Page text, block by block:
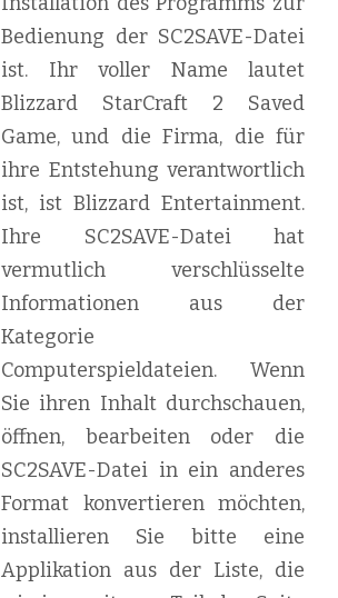
Bedienung der SC2SAVE-Datei
ist. Ihr voller Name lautet
Blizzard StarCraft 2 Saved
Game, und die Firma, die für
ihre Entstehung verantwortlich
ist, ist Blizzard Entertainment.
Ihre SC2SAVE-Datei hat
vermutlich verschlüsselte
Informationen aus der
Kategorie
Computerspieldateien. Wenn
Sie ihren Inhalt durchschauen,
öffnen, bearbeiten oder die
SC2SAVE-Datei in ein anderes
Format konvertieren möchten,
installieren Sie bitte eine
Applikation aus der Liste, die